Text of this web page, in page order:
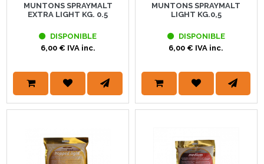
MUNTONS SPRAYMALT
EXTRA LIGHT KG. 0.5
DISPONIBLE
6,00 € IVA inc.
MUNTONS SPRAYMALT
LIGHT KG.0,5
DISPONIBLE
6,00 € IVA inc.